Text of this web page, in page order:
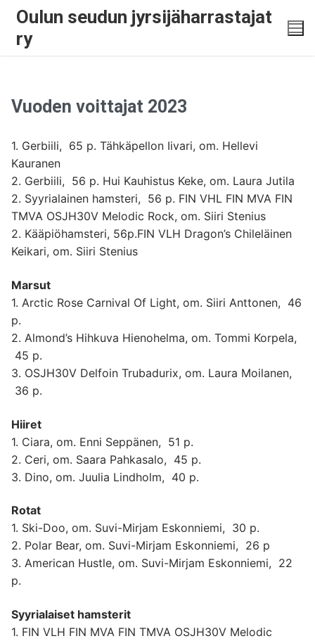
Oulun seudun jyrsijäharrastajat
ry
Vuoden voittajat 2023
1. Gerbiili, 65 p. Tähkäpellon Iivari, om. Hellevi
Kauranen
2. Gerbiili, 56 p. Hui Kauhistus Keke, om. Laura Jutila
2. Syyrialainen hamsteri, 56 p. FIN VHL FIN MVA FIN
TMVA OSJH30V Melodic Rock, om. Siiri Stenius
2. Kääpiöhamsteri, 56p.FIN VLH Dragon’s Chileläinen
Keikari, om. Siiri Stenius
Marsut
1. Arctic Rose Carnival Of Light, om. Siiri Anttonen, 46
p.
2. Almond’s Hihkuva Hienohelma, om. Tommi Korpela,
45 p.
3. OSJH30V Delfoin Trubadurix, om. Laura Moilanen,
36 p.
Hiiret
1. Ciara, om. Enni Seppänen, 51 p.
2. Ceri, om. Saara Pahkasalo, 45 p.
3. Dino, om. Juulia Lindholm, 40 p.
Rotat
1. Ski-Doo, om. Suvi-Mirjam Eskonniemi, 30 p.
2. Polar Bear, om. Suvi-Mirjam Eskonniemi, 26 p
3. American Hustle, om. Suvi-Mirjam Eskonniemi, 22
p.
Syyrialaiset hamsterit
1. FIN VLH FIN MVA FIN TMVA OSJH30V Melodic